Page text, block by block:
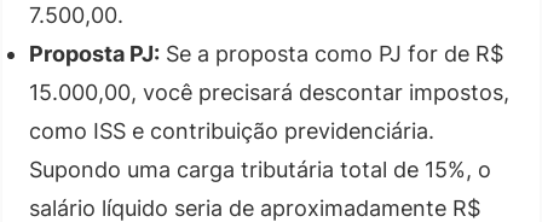
7.500,00.
Proposta PJ: Se a proposta como PJ for de R$
15.000,00, você precisará descontar impostos,
como ISS e contribuição previdenciária.
Supondo uma carga tributária total de 15%, o
salário líquido seria de aproximadamente R$